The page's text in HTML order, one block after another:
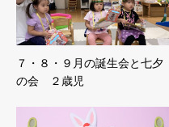
７・８・９月の誕生会と七夕
の会 ２歳児